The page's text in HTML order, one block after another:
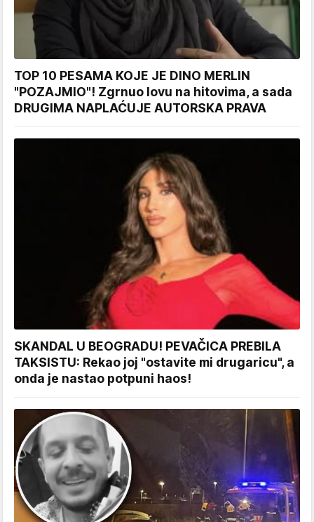
TOP 10 PESAMA KOJE JE DINO MERLIN
"POZAJMIO"! Zgrnuo lovu na hitovima, a sada
DRUGIMA NAPLAĆUJE AUTORSKA PRAVA
SKANDAL U BEOGRADU! PEVAČICA PREBILA
TAKSISTU: Rekao joj "ostavite mi drugaricu", a
onda je nastao potpuni haos!